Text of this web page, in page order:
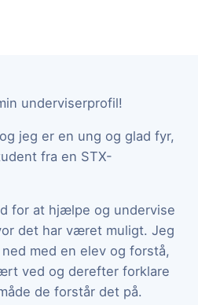
underviserprofil!
jeg er en ung og glad fyr,
fra en STX-
for at hjælpe og undervise
det har været muligt. Jeg
med en elev og forstå,
ved og derefter forklare
de forstår det på.